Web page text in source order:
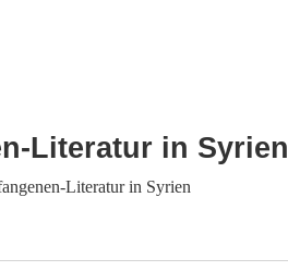
Literatur in Syrien
Literatur in Syrien